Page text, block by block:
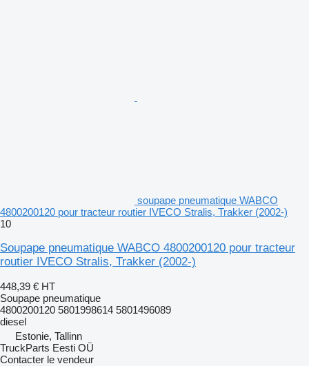
soupape pneumatique WABCO
4800200120 pour tracteur routier IVECO Stralis, Trakker (2002-)
10
Soupape pneumatique WABCO 4800200120 pour tracteur
routier IVECO Stralis, Trakker (2002-)
448,39 € HT
Soupape pneumatique
4800200120 5801998614 5801496089
diesel
Estonie, Tallinn
TruckParts Eesti OÜ
Contacter le vendeur